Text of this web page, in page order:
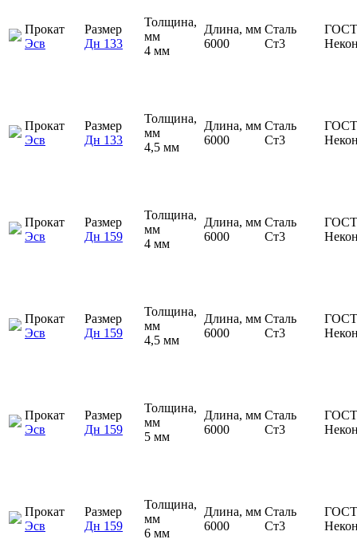
Прокат
Эсв
Размер
Дн 133
Толщина,
мм
4 мм
Длина, мм
6000
Сталь
Ст3
Прокат
Эсв
Размер
Дн 133
Толщина,
мм
4,5 мм
Длина, мм
6000
Сталь
Ст3
Прокат
Эсв
Размер
Дн 159
Толщина,
мм
4 мм
Длина, мм
6000
Сталь
Ст3
Прокат
Эсв
Размер
Дн 159
Толщина,
мм
4,5 мм
Длина, мм
6000
Сталь
Ст3
Прокат
Эсв
Размер
Дн 159
Толщина,
мм
5 мм
Длина, мм
6000
Сталь
Ст3
Прокат
Эсв
Размер
Дн 159
Толщина,
мм
6 мм
Длина, мм
6000
Сталь
Ст3